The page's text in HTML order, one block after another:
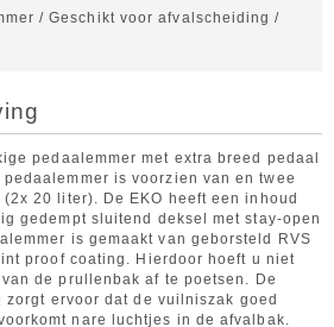
/ Geschikt voor afvalscheiding /
pedaalemmer met extra breed pedaal
is voorzien van en twee
20 liter). De EKO heeft een inhoud
gedempt sluitend deksel met stay-open
is gemaakt van geborsteld RVS
proof coating. Hierdoor hoeft u niet
de prullenbak af te poetsen. De
ervoor dat de vuilniszak goed
nare luchtjes in de afvalbak.